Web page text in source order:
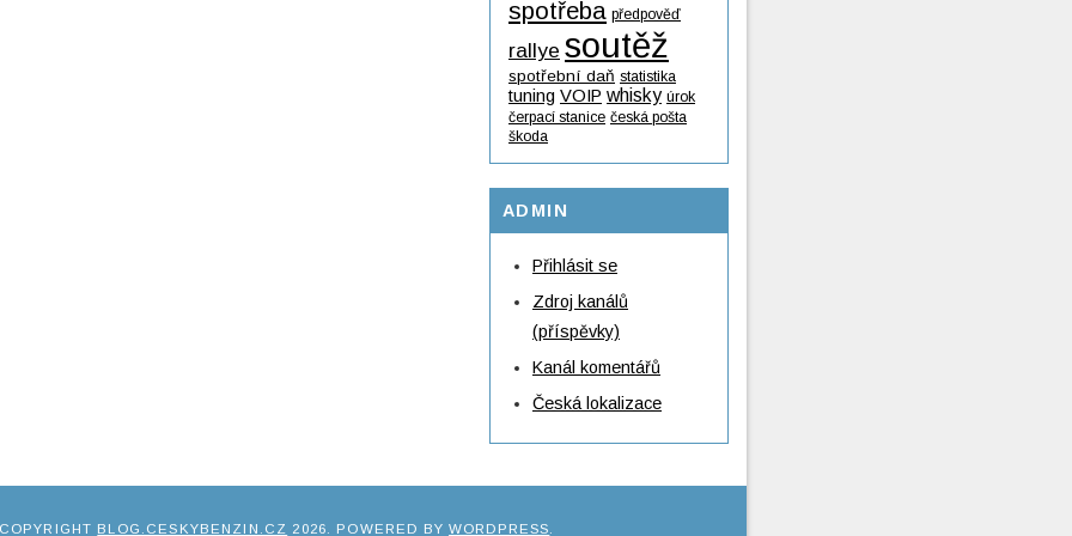
spotřeba předpověď
rallye soutěž
spotřební daň statistika
tuning VOIP whisky úrok
čerpací stanice česká pošta
škoda
ADMIN
Přihlásit se
Zdroj kanálů
(příspěvky)
Kanál komentářů
Česká lokalizace
BLOG.CESKYBENZIN.CZ 2026 . POWERED BY WORDPRESS